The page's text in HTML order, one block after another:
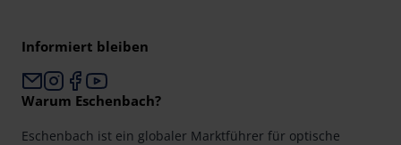
Informiert bleiben
Warum Eschenbach?
Eschenbach ist ein globaler Marktführer für optische